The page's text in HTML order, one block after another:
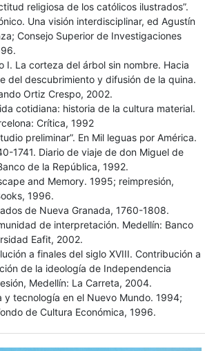
religiosa de los católicos ilustrados”.
Una visión interdisciplinar, ed Agustín
Consejo Superior de Investigaciones
I. La corteza del árbol sin nombre. Hacia
del descubrimiento y difusión de la quina.
Ortiz Crespo, 2002.
cotidiana: historia de la cultura material.
Crítica, 1992
preliminar”. En Mil leguas por América.
1741. Diario de viaje de don Miguel de
de la República, 1992.
and Memory. 1995; reimpresión,
1996.
de Nueva Granada, 1760-1808.
de interpretación. Medellín: Banco
Eafit, 2002.
a finales del siglo XVIII. Contribución a
de la ideología de Independencia
Medellín: La Carreta, 2004.
y tecnología en el Nuevo Mundo. 1994;
de Cultura Económica, 1996.